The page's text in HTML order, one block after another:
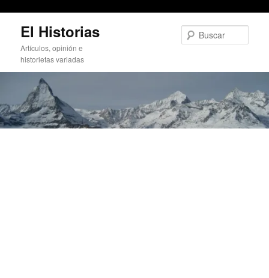
contenido
principal
El Historias
Artículos, opinión e
historietas variadas